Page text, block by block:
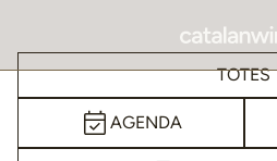
TOTES
AGENDA